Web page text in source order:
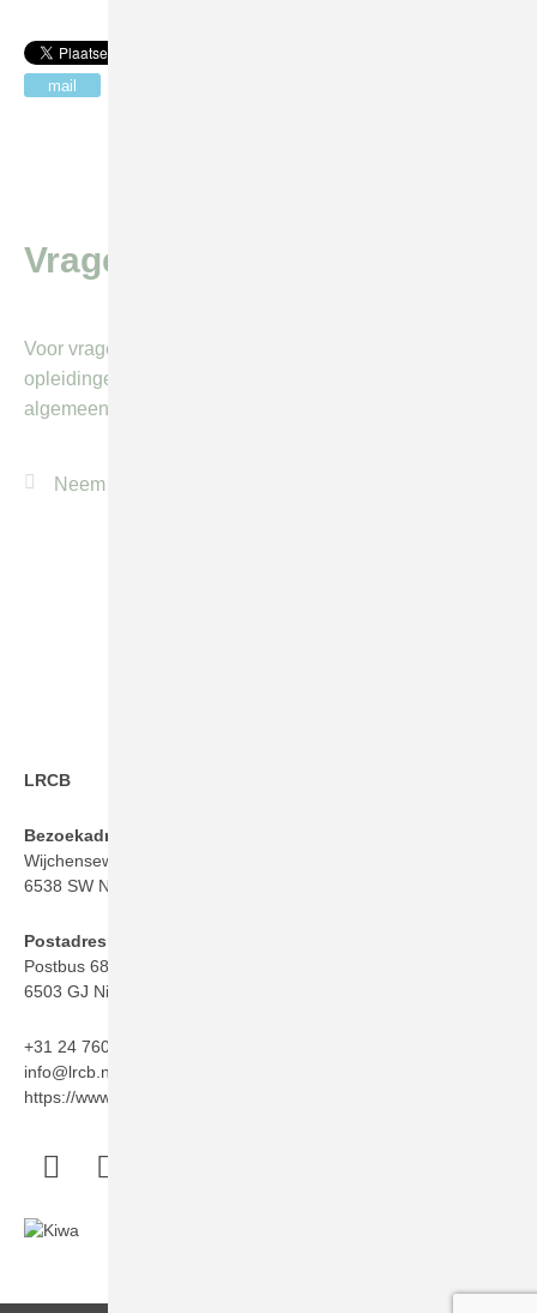
mail
Vragen of meer info?
Voor vragen of meer informatie over één van onze
opleidingen kunt u vrijblijvend contact opnemen via het
algemeen
Neem contact op
LRCB
Bezoekadres
Wijchenseweg 101
6538 SW Nijmegen
Postadres
Postbus 6873
6503 GJ Nijmegen
+31 24 760 06 50
info@lrcb.nl
https://www.lrcb.nl